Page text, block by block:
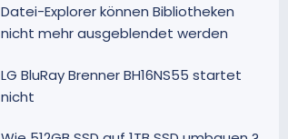
Datei-Explorer können Bibliotheken
nicht mehr ausgeblendet werden
LG BluRay Brenner BH16NS55 startet
nicht